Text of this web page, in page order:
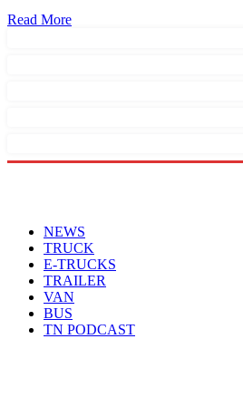
Read More
NEWS
TRUCK
E-TRUCKS
TRAILER
VAN
BUS
TN PODCAST